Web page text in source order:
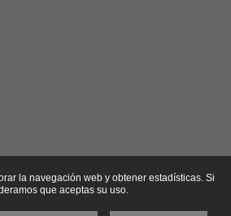
la navegación web y obtener estadísticas. Si
que aceptas su uso.